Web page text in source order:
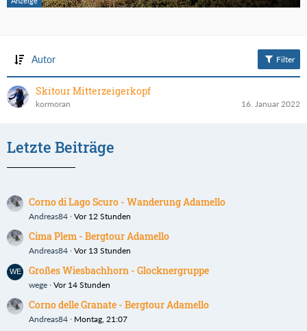
Autor Filter
Skitour Mitterzeigerkopf
kormoran 16. Januar 2022
Letzte Beiträge
Corno di Lago Scuro - Wanderung Adamello
Andreas84 Vor 12 Stunden
Cima Plem - Bergtour Adamello
Andreas84 Vor 13 Stunden
Großes Wiesbachhorn - Glocknergruppe
wege Vor 14 Stunden
Corno delle Granate - Bergtour Adamello
Andreas84 Montag, 21:07